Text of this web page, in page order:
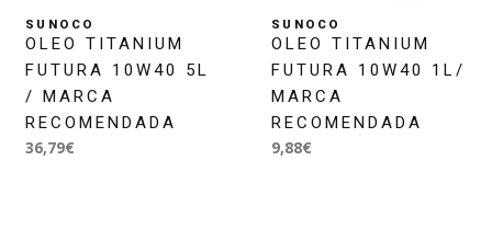
SUNOCO
OLEO TITANIUM
FUTURA 10W40 5L
/ MARCA
RECOMENDADA
36,79€
SUNOCO
OLEO TITANIUM
FUTURA 10W40 1L/
MARCA
RECOMENDADA
9,88€